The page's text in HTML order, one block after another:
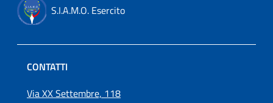
S.I.A.M.O. Esercito
CONTATTI
Via XX Settembre, 118